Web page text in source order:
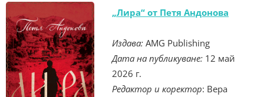
„Лира“ от Петя Андонова
Издава: AMG Publishing
Дата на публикуване: 12 май
2026 г.
Редактор и коректор: Вера